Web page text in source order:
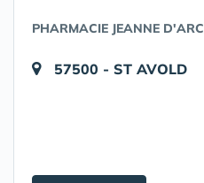
PHARMACIE JEANNE D'ARC
57500 - ST AVOLD